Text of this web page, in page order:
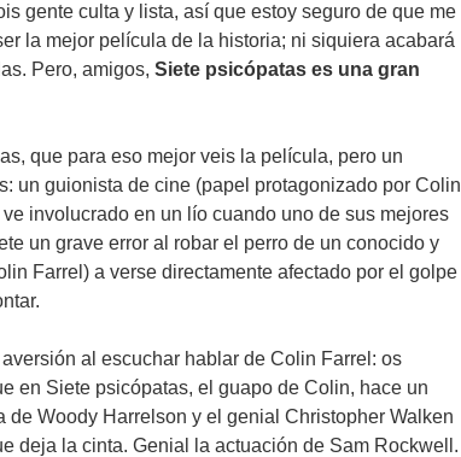
gente culta y lista, así que estoy seguro de que me
la mejor película de la historia; ni siquiera acabará
Pero, amigos, Siete psicópatas es una gran
que para eso mejor veis la película, pero un
un guionista de cine (papel protagonizado por Colin
involucrado en un lío cuando uno de sus mejores
un grave error al robar el perro de un conocido y
Farrel) a verse directamente afectado por el golpe
al escuchar hablar de Colin Farrel: os
en Siete psicópatas, el guapo de Colin, hace un
Woody Harrelson y el genial Christopher Walken
deja la cinta. Genial la actuación de Sam Rockwell.